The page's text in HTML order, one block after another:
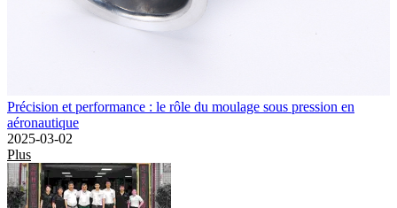
Précision et performance : le rôle du moulage sous pression en
aéronautique
2025-03-02
Plus